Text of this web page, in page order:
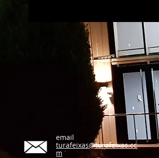
email
turafeixas@turafeixas.co
m